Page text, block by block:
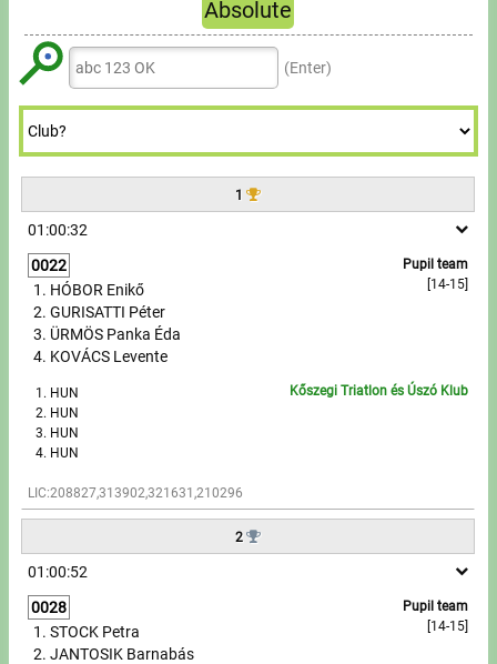
Swimming
News
F.A.Q.
Timing
Director, Organiser
Partners, sponsors
Accomodation offers
7
8
9
7
9
8
6
7
8
9
6
7
8
9
7
8
9
9
Absolute
(Enter)
1
01:00:32
0022
Pupil team
[14-15]
HÓBOR Enikő
GURISATTI Péter
ÜRMÖS Panka Éda
KOVÁCS Levente
HUN
HUN
HUN
HUN
LIC:208827,313902,321631,210296
Kőszegi Triatlon és Úszó Klub
2
01:00:52
0028
Pupil team
[14-15]
STOCK Petra
JANTOSIK Barnabás